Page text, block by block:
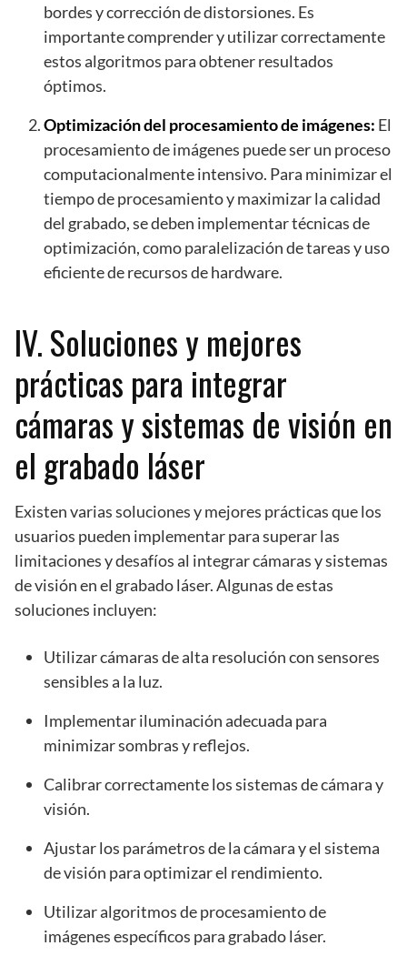
bordes y corrección de distorsiones. Es
importante comprender y utilizar correctamente
estos algoritmos para obtener resultados
óptimos.
Optimización del procesamiento de imágenes: El
procesamiento de imágenes puede ser un proceso
computacionalmente intensivo. Para minimizar el
tiempo de procesamiento y maximizar la calidad
del grabado, se deben implementar técnicas de
optimización, como paralelización de tareas y uso
eficiente de recursos de hardware.
IV. Soluciones y mejores
prácticas para integrar
cámaras y sistemas de visión en
el grabado láser
Existen varias soluciones y mejores prácticas que los
usuarios pueden implementar para superar las
limitaciones y desafíos al integrar cámaras y sistemas
de visión en el grabado láser. Algunas de estas
soluciones incluyen:
Utilizar cámaras de alta resolución con sensores
sensibles a la luz.
Implementar iluminación adecuada para
minimizar sombras y reflejos.
Calibrar correctamente los sistemas de cámara y
visión.
Ajustar los parámetros de la cámara y el sistema
de visión para optimizar el rendimiento.
Utilizar algoritmos de procesamiento de
imágenes específicos para grabado láser.